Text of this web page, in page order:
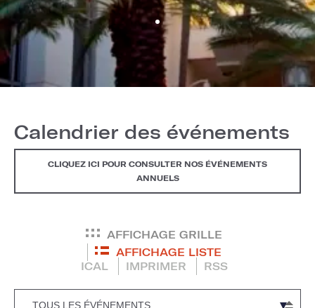
Calendrier des événements
CLIQUEZ ICI POUR CONSULTER NOS ÉVÉNEMENTS
ANNUELS
AFFICHAGE GRILLE
AFFICHAGE LISTE
ICAL
IMPRIMER RSS